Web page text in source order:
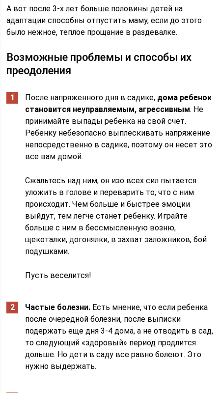
А вот после 3-х лет больше половины детей на
адаптации способны отпустить маму, если до этого
было нежное, теплое прощание в раздевалке.
Возможные проблемы и способы их
преодоления
После напряженного дня в садике, дома ребенок
становится неуправляемым, агрессивным. Не
принимайте выпады ребенка на свой счет.
Ребенку небезопасно выплескивать напряжение
непосредственно в садике, поэтому он несет это
все вам домой.
Сжальтесь над ним, он изо всех сил пытается
уложить в голове и переварить то, что с ним
происходит. Чем больше и быстрее эмоции
выйдут, тем легче станет ребенку. Играйте
больше с ним в бессмысленную возню,
щекоталки, догонялки, в захват заложников, бой
подушками.
Пусть веселится!
Частые болезни. Есть мнение, что если ребенка
после очередной болезни, после выписки
подержать еще дня 3-4 дома, а не отводить в сад,
то следующий «здоровый» период продлится
дольше. Но дети в саду все равно болеют. Это
нужно выдержать.